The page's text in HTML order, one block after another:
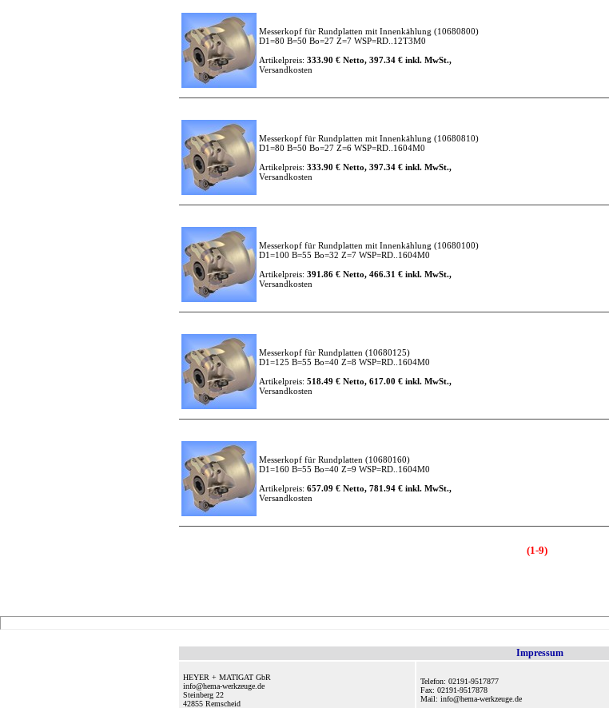
Messerkopf für Rundplatten mit Innenkählung (10680800)
D1=80 B=50 Bo=27 Z=7 WSP=RD..12T3M0
Artikelpreis: 333.90 € Netto, 397.34 € inkl. MwSt.,
Versandkosten
Messerkopf für Rundplatten mit Innenkählung (10680810)
D1=80 B=50 Bo=27 Z=6 WSP=RD..1604M0
Artikelpreis: 333.90 € Netto, 397.34 € inkl. MwSt.,
Versandkosten
Messerkopf für Rundplatten mit Innenkählung (10680100)
D1=100 B=55 Bo=32 Z=7 WSP=RD..1604M0
Artikelpreis: 391.86 € Netto, 466.31 € inkl. MwSt.,
Versandkosten
Messerkopf für Rundplatten (10680125)
D1=125 B=55 Bo=40 Z=8 WSP=RD..1604M0
Artikelpreis: 518.49 € Netto, 617.00 € inkl. MwSt.,
Versandkosten
Messerkopf für Rundplatten (10680160)
D1=160 B=55 Bo=40 Z=9 WSP=RD..1604M0
Artikelpreis: 657.09 € Netto, 781.94 € inkl. MwSt.,
Versandkosten
(1-9)
Impressum
HEYER + MATIGAT GbR
info@hema-werkzeuge.de
Steinberg 22
42855 Remscheid
Telefon: 02191-9517877
Fax: 02191-9517878
Mail: info@hema-werkzeuge.de